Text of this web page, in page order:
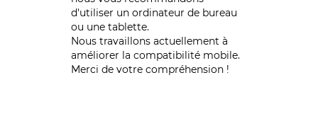
d'utiliser un ordinateur de bureau
ou une tablette.
Nous travaillons actuellement à
améliorer la compatibilité mobile.
Merci de votre compréhension !